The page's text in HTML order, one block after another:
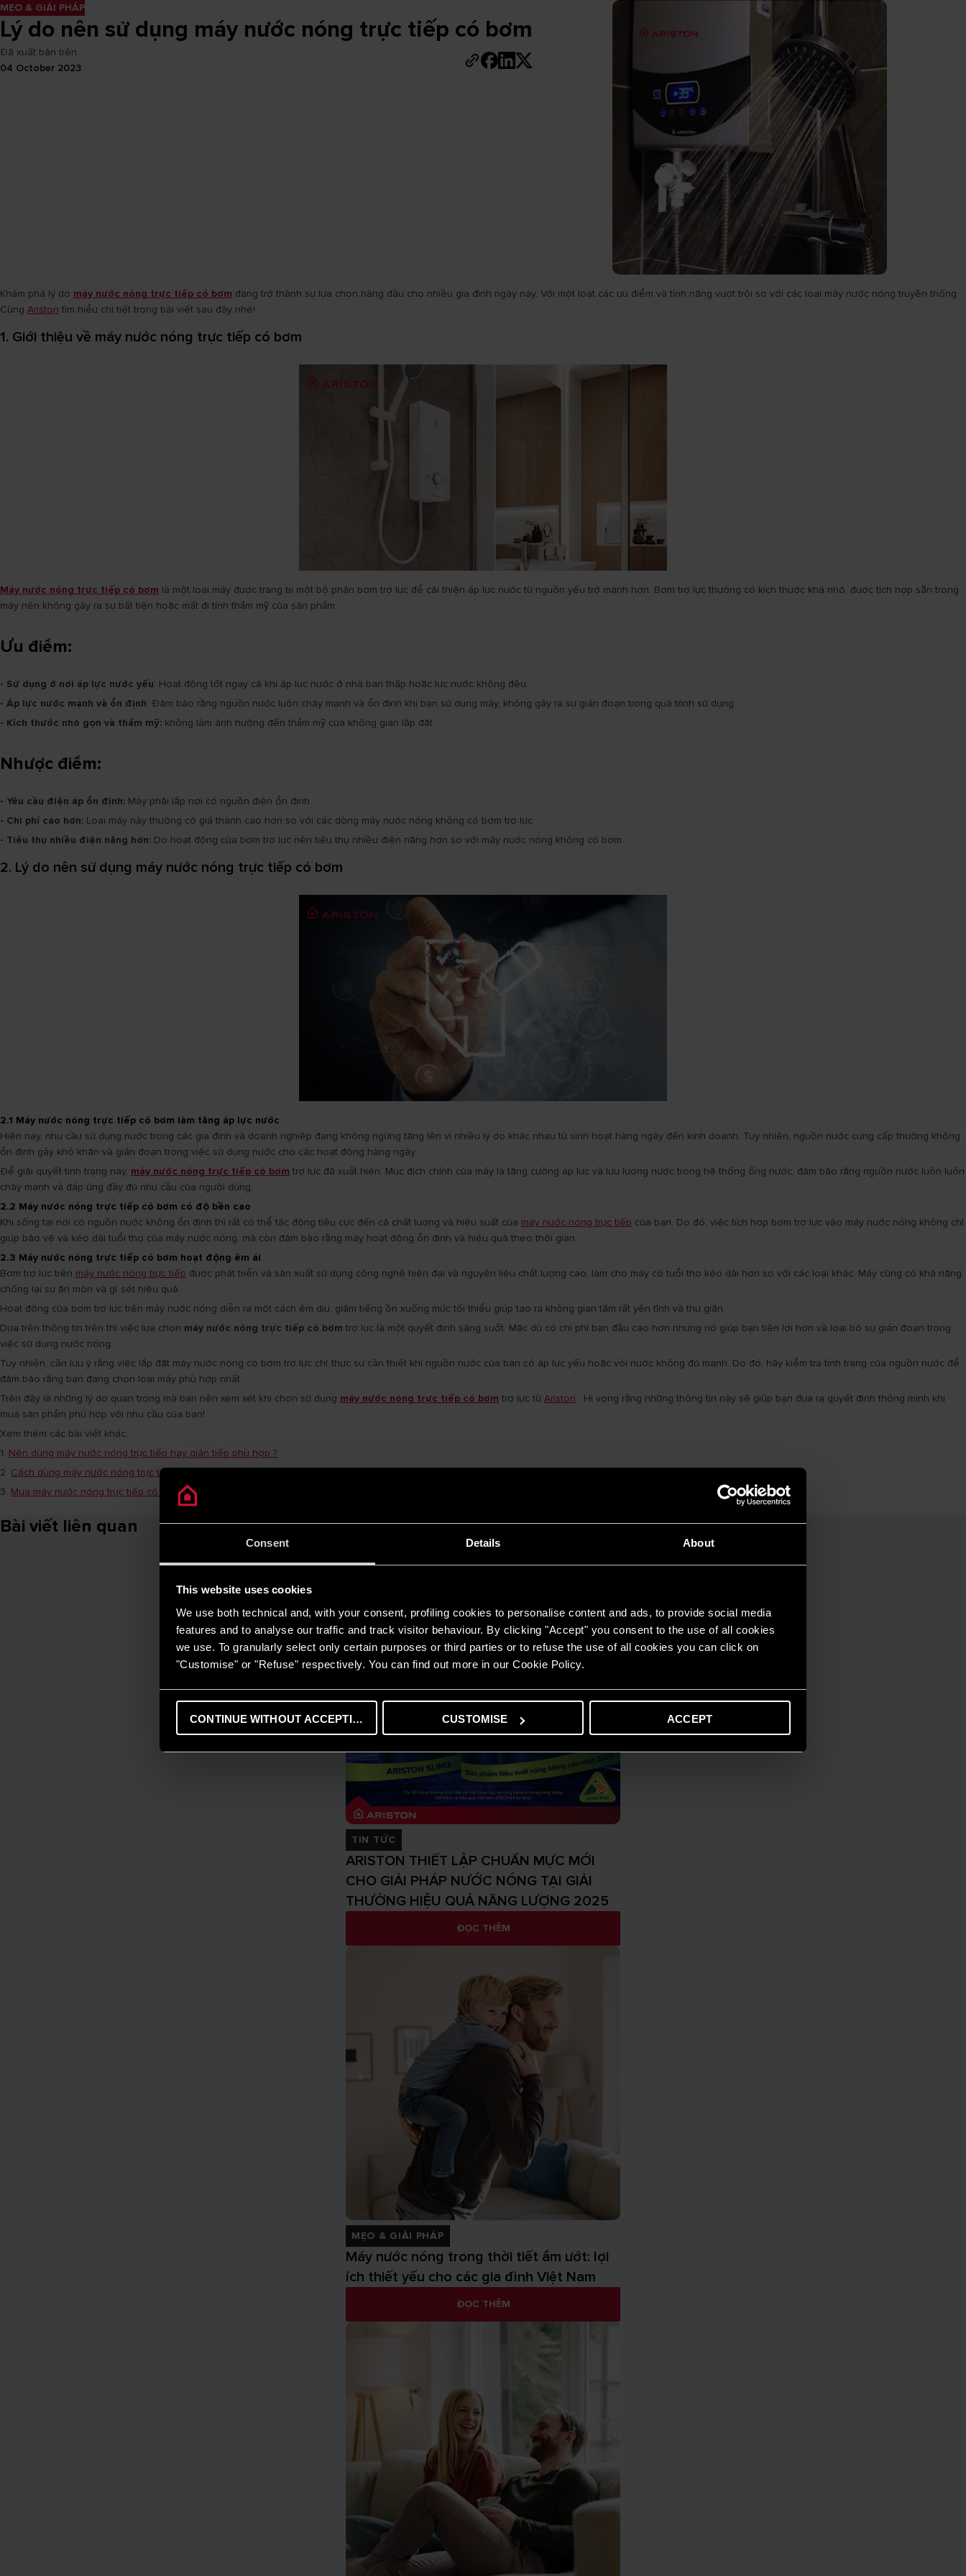
Consent Details About
This website uses cookies
We use both technical and, with your consent, profiling cookies to personalise content and ads, to provide social media
features and to analyse our traffic and track visitor behaviour. By clicking "Accept" you consent to the use of all cookies
we use. To granularly select only certain purposes or third parties or to refuse the use of all cookies you can click on
"Customise" or "Refuse" respectively. You can find out more in our Cookie Policy.
CONTINUE WITHOUT ACCEPTING CUSTOMISE ACCEPT
MẸO & GIẢI PHÁP
Lý do nên sử dụng máy nước nóng trực tiếp có bơm
Đã xuất bản trên
04 October 2023
Khám phá lý do máy nước nóng trực tiếp có bơm đang trở thành sự lựa chọn hàng đầu cho nhiều gia đình ngày nay. Với một loạt các ưu điểm và tính năng vượt trội so với các loại máy nước nóng truyền thống.
Cùng Ariston tìm hiểu chi tiết trong bài viết sau đây nhé!
1. Giới thiệu về máy nước nóng trực tiếp có bơm
Máy nước nóng trực tiếp có bơm là một loại máy được trang bị một bộ phận bơm trợ lực để cải thiện áp lực nước từ nguồn yếu trở mạnh hơn. Bơm trợ lực thường có kích thước khá nhỏ, được tích hợp sẵn trong
máy nên không gây ra sự bất tiện hoặc mất đi tính thẩm mỹ của sản phẩm.
Ưu điểm:
- Sử dụng ở nơi áp lực nước yếu: Hoạt động tốt ngay cả khi áp lực nước ở nhà bạn thấp hoặc lực nước không đều.
- Áp lực nước mạnh và ổn định: Đảm bảo rằng nguồn nước luôn chảy mạnh và ổn định khi bạn sử dụng máy, không gây ra sự gián đoạn trong quá trình sử dụng.
- Kích thước nhỏ gọn và thẩm mỹ: không làm ảnh hưởng đến thẩm mỹ của không gian lắp đặt.
Nhược điểm:
- Yêu cầu điện áp ổn định: Máy phải lắp nơi có nguồn điện ổn định.
- Chi phí cao hơn: Loại máy này thường có giá thành cao hơn so với các dòng máy nước nóng không có bơm trợ lực.
- Tiêu thụ nhiều điện năng hơn: Do hoạt động của bơm trợ lực nên tiêu thụ nhiều điện năng hơn so với máy nước nóng không có bơm.
2. Lý do nên sử dụng máy nước nóng trực tiếp có bơm
2.1 Máy nước nóng trực tiếp có bơm làm tăng áp lực nước
Hiện nay, nhu cầu sử dụng nước trong các gia đình và doanh nghiệp đang không ngừng tăng lên vì nhiều lý do khác nhau từ sinh hoạt hàng ngày đến kinh doanh. Tuy nhiên, nguồn nước cung cấp thường không
ổn định gây khó khăn và gián đoạn trong việc sử dụng nước cho các hoạt động hàng ngày.
Để giải quyết tình trạng này, máy nước nóng trực tiếp có bơm trợ lực đã xuất hiện. Mục đích chính của máy là tăng cường áp lực và lưu lượng nước trong hệ thống ống nước, đảm bảo rằng nguồn nước luôn luôn
chảy mạnh và đáp ứng đầy đủ nhu cầu của người dùng.
2.2 Máy nước nóng trực tiếp có bơm có độ bền cao
Khi sống tại nơi có nguồn nước không ổn định thì rất có thể tác động tiêu cực đến cả chất lượng và hiệu suất của máy nước nóng trực tiếp của bạn. Do đó, việc tích hợp bơm trợ lực vào máy nước nóng không chỉ
giúp bảo vệ và kéo dài tuổi thọ của máy nước nóng, mà còn đảm bảo rằng máy hoạt động ổn định và hiệu quả theo thời gian.
2.3 Máy nước nóng trực tiếp có bơm hoạt động êm ái
Bơm trợ lực trên máy nước nóng trực tiếp được phát triển và sản xuất sử dụng công nghệ hiện đại và nguyên liệu chất lượng cao, làm cho máy có tuổi thọ kéo dài hơn so với các loại khác. Máy cũng có khả năng
chống lại sự ăn mòn và gỉ sét hiệu quả.
Hoạt động của bơm trợ lực trên máy nước nóng diễn ra một cách êm dịu, giảm tiếng ồn xuống mức tối thiểu giúp tạo ra không gian tắm rất yên tĩnh và thư giãn.
Dựa trên thông tin trên thì việc lựa chọn máy nước nóng trực tiếp có bơm trợ lực là một quyết định sáng suốt. Mặc dù có chi phí ban đầu cao hơn nhưng nó giúp bạn tiện lợi hơn và loại bỏ sự gián đoạn trong
việc sử dụng nước nóng.
Tuy nhiên, cần lưu ý rằng việc lắp đặt máy nước nóng có bơm trợ lực chỉ thực sự cần thiết khi nguồn nước của bạn có áp lực yếu hoặc vòi nước không đủ mạnh. Do đó, hãy kiểm tra tình trạng của nguồn nước để
đảm bảo rằng bạn đang chọn loại máy phù hợp nhất.
Trên đây là những lý do quan trọng mà bạn nên xem xét khi chọn sử dụng máy nước nóng trực tiếp có bơm trợ lực từ Ariston . Hi vọng rằng những thông tin này sẽ giúp bạn đưa ra quyết định thông minh khi
mua sản phẩm phù hợp với nhu cầu của bạn!
Xem thêm các bài viết khác:
1. Nên dùng máy nước nóng trực tiếp hay gián tiếp phù hợp ?
2. Cách dùng máy nước nóng trực tiếp tiết kiệm điện
3. Mua máy nước nóng trực tiếp có bơm loại nào tốt ?
Bài viết liên quan
TIN TỨC
ARISTON THIẾT LẬP CHUẨN MỰC MỚI
CHO GIẢI PHÁP NƯỚC NÓNG TẠI GIẢI
THƯỞNG HIỆU QUẢ NĂNG LƯỢNG 2025
ĐỌC THÊM
MẸO & GIẢI PHÁP
Máy nước nóng trong thời tiết ẩm ướt: lợi
ích thiết yếu cho các gia đình Việt Nam
ĐỌC THÊM